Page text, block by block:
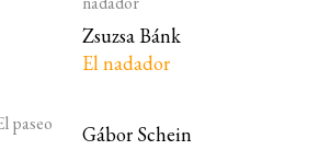
Zsuzsa Bánk
El nadador
Gábor Schein